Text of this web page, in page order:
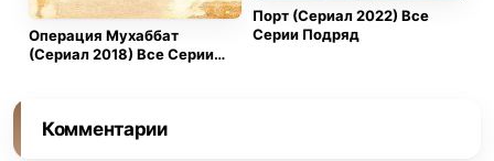
Операция Мухаббат
(Сериал 2018) Все Серии
Порт (Сериал 2022) Все
Серии Подряд
Комментарии